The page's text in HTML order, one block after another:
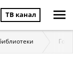
ТВ канал